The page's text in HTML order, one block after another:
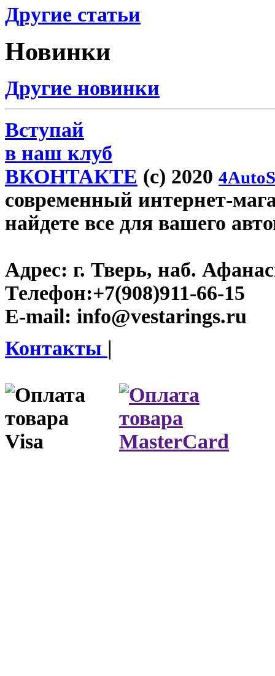
Другие статьи
Новинки
Другие новинки
Вступай
в наш клуб
ВКОНТАКТЕ (c) 2020
современный интернет-
найдете все для вашего
Адрес: г. Тверь, наб.
Телефон:+7(908)911-66-15
E-mail: info@vestarings.ru
Контакты |